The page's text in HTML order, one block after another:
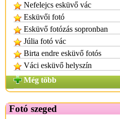
Nefelejcs esküvő vác
Esküvői fotó
Esküvő fotózás sopronban
Júlia fotó vác
Birta endre esküvő fotós
Váci esküvő helyszín
Még több
Fotó szeged